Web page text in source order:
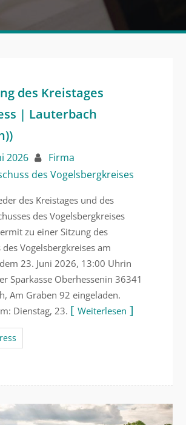
des Kreistages
| Lauterbach
2026
Firma
des Vogelsbergkreises
des Kreistages und des
des Vogelsbergkreises
zu einer Sitzung des
des Vogelsbergkreises am
23. Juni 2026, 13:00 Uhrin
Sparkasse Oberhessenin 36341
Am Graben 92 eingeladen.
Dienstag, 23.
Weiterlesen